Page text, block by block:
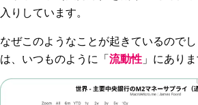
入りしています。
なぜこのようなことが起きているので
は、いつものように「流動性 」にありま